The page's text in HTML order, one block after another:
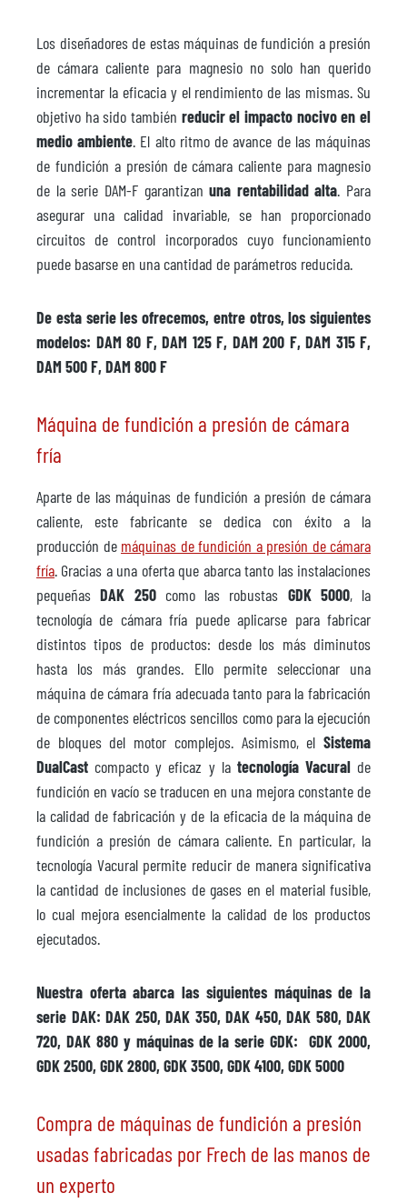
Los diseñadores de estas máquinas de fundición a presión
de cámara caliente para magnesio no solo han querido
incrementar la eficacia y el rendimiento de las mismas. Su
objetivo ha sido también reducir el impacto nocivo en el
medio ambiente. El alto ritmo de avance de las máquinas
de fundición a presión de cámara caliente para magnesio
de la serie DAM-F garantizanuna rentabilidad alta. Para
asegurar una calidad invariable, se han proporcionado
circuitos de control incorporados cuyo funcionamiento
puede basarse en una cantidad de parámetros reducida.
De esta serie les ofrecemos, entre otros, los siguientes
modelos: DAM 80 F, DAM 125 F, DAM 200 F, DAM 315 F,
DAM 500 F, DAM 800 F
Máquina de fundición a presión de cámara
fría
Aparte de las máquinas de fundición a presión de cámara
caliente, este fabricante se dedica con éxito a la
producción de máquinas de fundición a presión de cámara
fría. Gracias a una oferta que abarca tanto las instalaciones
pequeñasDAK 250como las robustas GDK 5000, la
tecnología de cámara fría puede aplicarse para fabricar
distintos tipos de productos: desde los más diminutos
hasta los más grandes. Ello permite seleccionar una
máquina de cámara fría adecuada tanto para la fabricación
de componentes eléctricos sencillos como para la ejecución
de bloques del motor complejos. Asimismo, el Sistema
DualCast compacto y eficaz y la tecnología Vacuralde
fundición en vacío se traducen en una mejora constante de
la calidad de fabricación y de la eficacia de la máquina de
fundición a presión de cámara caliente. En particular, la
tecnología Vacural permite reducir de manera significativa
la cantidad de inclusiones de gases en el material fusible,
lo cual mejora esencialmente la calidad de los productos
ejecutados.
Nuestra oferta abarca las siguientes máquinas de la
serie DAK: DAK 250, DAK 350, DAK 450, DAK 580, DAK
720, DAK 880 y máquinas de la serie GDK: GDK 2000,
GDK 2500, GDK 2800, GDK 3500, GDK 4100, GDK 5000
Compra de máquinas de fundición a presión
usadas fabricadas por Frech de las manos de
un experto